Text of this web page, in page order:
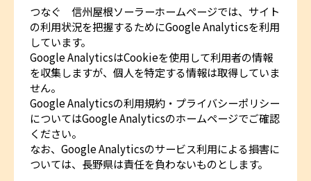
つなぐ 信州屋根ソーラーホームページでは、サイト
の利用状況を把握するためにGoogle Analyticsを利用
しています。
Google AnalyticsはCookieを使用して利用者の情報
を収集しますが、個人を特定する情報は取得していま
せん。
Google Analyticsの利用規約・プライバシーポリシー
についてはGoogle Analyticsのホームページでご確認
ください。
なお、Google Analyticsのサービス利用による損害に
ついては、長野県は責任を負わないものとします。